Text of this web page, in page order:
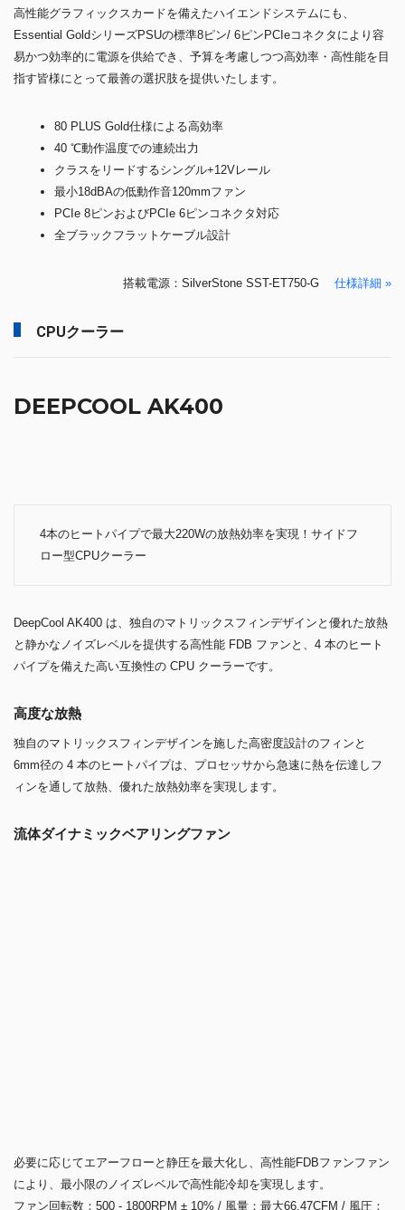
高性能グラフィックスカードを備えたハイエンドシステムにも、
Essential GoldシリーズPSUの標準8ピン/ 6ピンPCIeコネクタにより容
易かつ効率的に電源を供給でき、予算を考慮しつつ高効率・高性能を目
指す皆様にとって最善の選択肢を提供いたします。
80 PLUS Gold仕様による高効率
40 ℃動作温度での連続出力
クラスをリードするシングル+12Vレール
最小18dBAの低動作音120mmファン
PCIe 8ピンおよびPCIe 6ピンコネクタ対応
全ブラックフラットケーブル設計
搭載電源：SilverStone SST-ET750-G 仕様詳細 »
CPUクーラー
DEEPCOOL AK400
6mm径の 4 本のヒートパイプは、プロセッサから急速に熱を伝達しフ
ィンを通して放熱、優れた放熱効率を実現します。